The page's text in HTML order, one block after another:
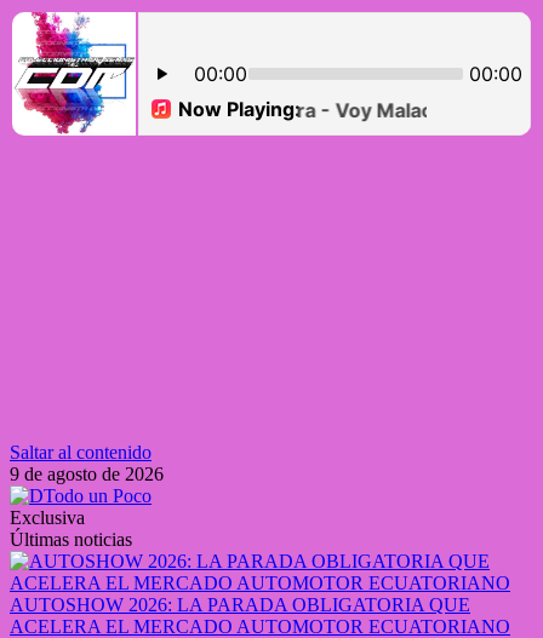
Saltar al contenido
9 de agosto de 2026
Exclusiva
Últimas noticias
AUTOSHOW 2026: LA PARADA OBLIGATORIA QUE
ACELERA EL MERCADO AUTOMOTOR ECUATORIANO